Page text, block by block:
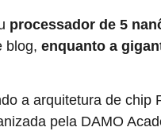
processador de 5
blog, enquanto a
a arquitetura de
pela DAMO